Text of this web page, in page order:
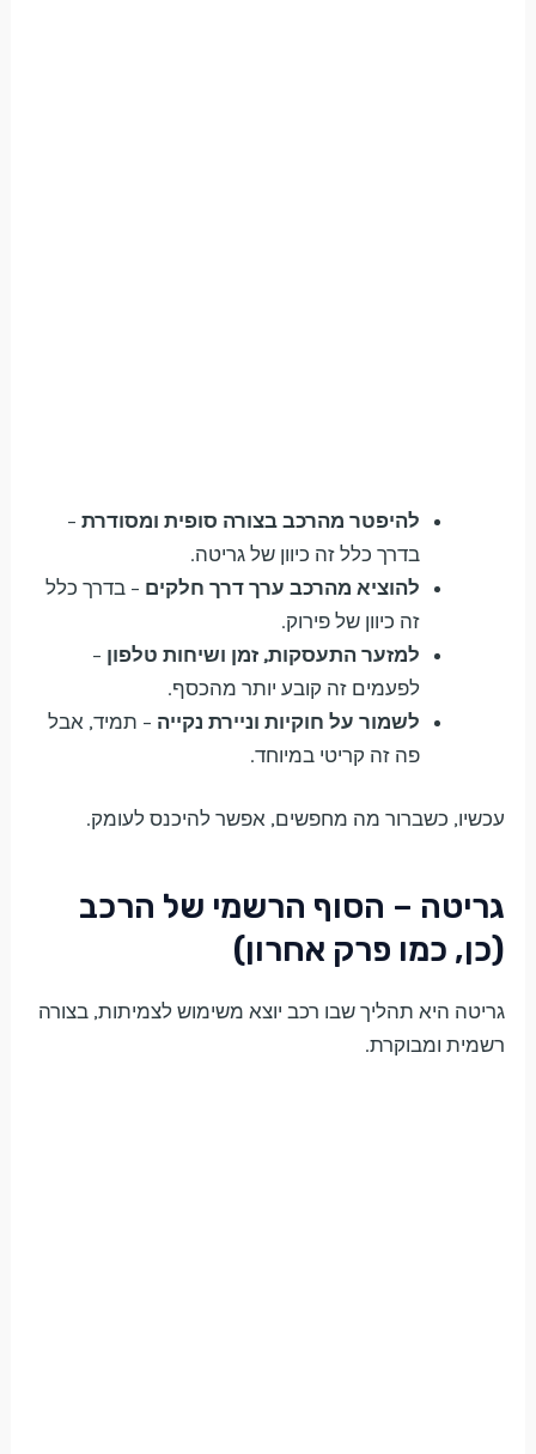
להיפטר מהרכב בצורה סופית ומסודרת –
בדרך כלל זה כיוון של גריטה.
להוציא מהרכב ערך דרך חלקים – בדרך כלל
זה כיוון של פירוק.
למזער התעסקות, זמן ושיחות טלפון –
לפעמים זה קובע יותר מהכסף.
לשמור על חוקיות וניירת נקייה – תמיד, אבל
פה זה קריטי במיוחד.
עכשיו, כשברור מה מחפשים, אפשר להיכנס לעומק.
גריטה – הסוף הרשמי של הרכב
(כן, כמו פרק אחרון)
גריטה היא תהליך שבו רכב יוצא משימוש לצמיתות, בצורה
רשמית ומבוקרת.